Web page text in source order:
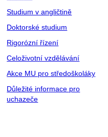
Studium v angličtině
Doktorské studium
Rigorózní řízení
Celoživotní vzdělávání
Akce MU pro středoškoláky
Důležité informace pro
uchazeče